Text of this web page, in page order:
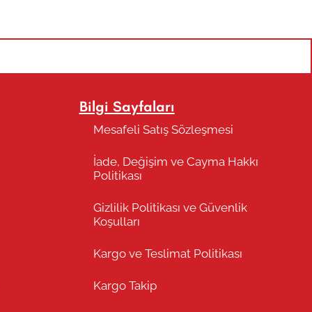
Bilgi Sayfaları
Mesafeli Satış Sözleşmesi
İade, Değişim ve Cayma Hakkı
Politikası
Gizlilik Politikası ve Güvenlik
Koşulları
Kargo ve Teslimat Politikası
Kargo Takip